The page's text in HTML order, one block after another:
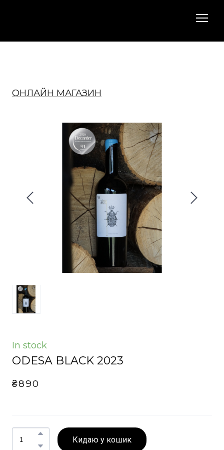
ОНЛАЙН МАГАЗИН
In stock
ODESA BLACK 2023
₴890
Кидаю у кошик